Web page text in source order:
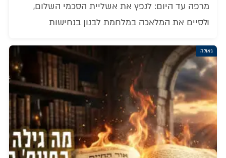
מרפה עד היום: לנפץ את אשליית הסכמי השלום,
ולסיים את המלאכה במלחמת לבנון בנחישות
גאולה